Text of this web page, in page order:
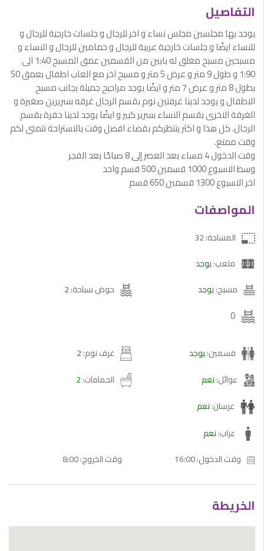
التفاصيل
يوجد بها مجلسين مجلس نساء و اخر للرجال و جلسات خارجية للرجال و
للنساء ايضًا و جلسات خارجية عربية للرجال و حمامين للرجال و النساء و
مسبحين مسبح مغلق له بابين من القسمين عمق المسبح 1:40 الى
1:90 و طول 9 متر و عرض 5 متر و مسبح اخر مع العاب اطفال بعمق 50
بطول 8 متر و عرض 7 متر و ايضًا يوجد مراجيح جميلة بجانب مسبح
الاطفال و يوجد لدينا غرفتين نوم بقسم الرجال غرفه بسريرين صغيرة و
الغرفة الاخرى بقسم النساء بسرير كبير و ايضًا يوجد لدينا حفرة بقسم
الرجال. كل هذا و اكثر ينتظركم بقضاء افضل وقت بالاستراحة نتمنى لكم
وقت ممتع.
وقت الدخول 4 مساء بعد العصر إلى 8 صباحًا بعد الفجر
وسط الاسبوع 1000 قسمين 500 قسم واحد
اخر الاسبوع 1300 قسمين 650 قسم
المواصفات
المساحة: 32
ملعب:يوجد
مسبح:يوجد حوض سباحة:2
0
قسمين:يوجد غرف نوم:2
عوائل:نعم الحمامات:2
عرسان:نعم
عزاب:نعم
8:00 :وقت الخروج
16:00 :وقت الدخول
الخريطة